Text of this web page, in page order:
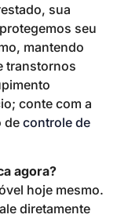
sua
seu
mantendo
transtornos
conte com a
decontrole de
agora?
hoje mesmo.
diretamente